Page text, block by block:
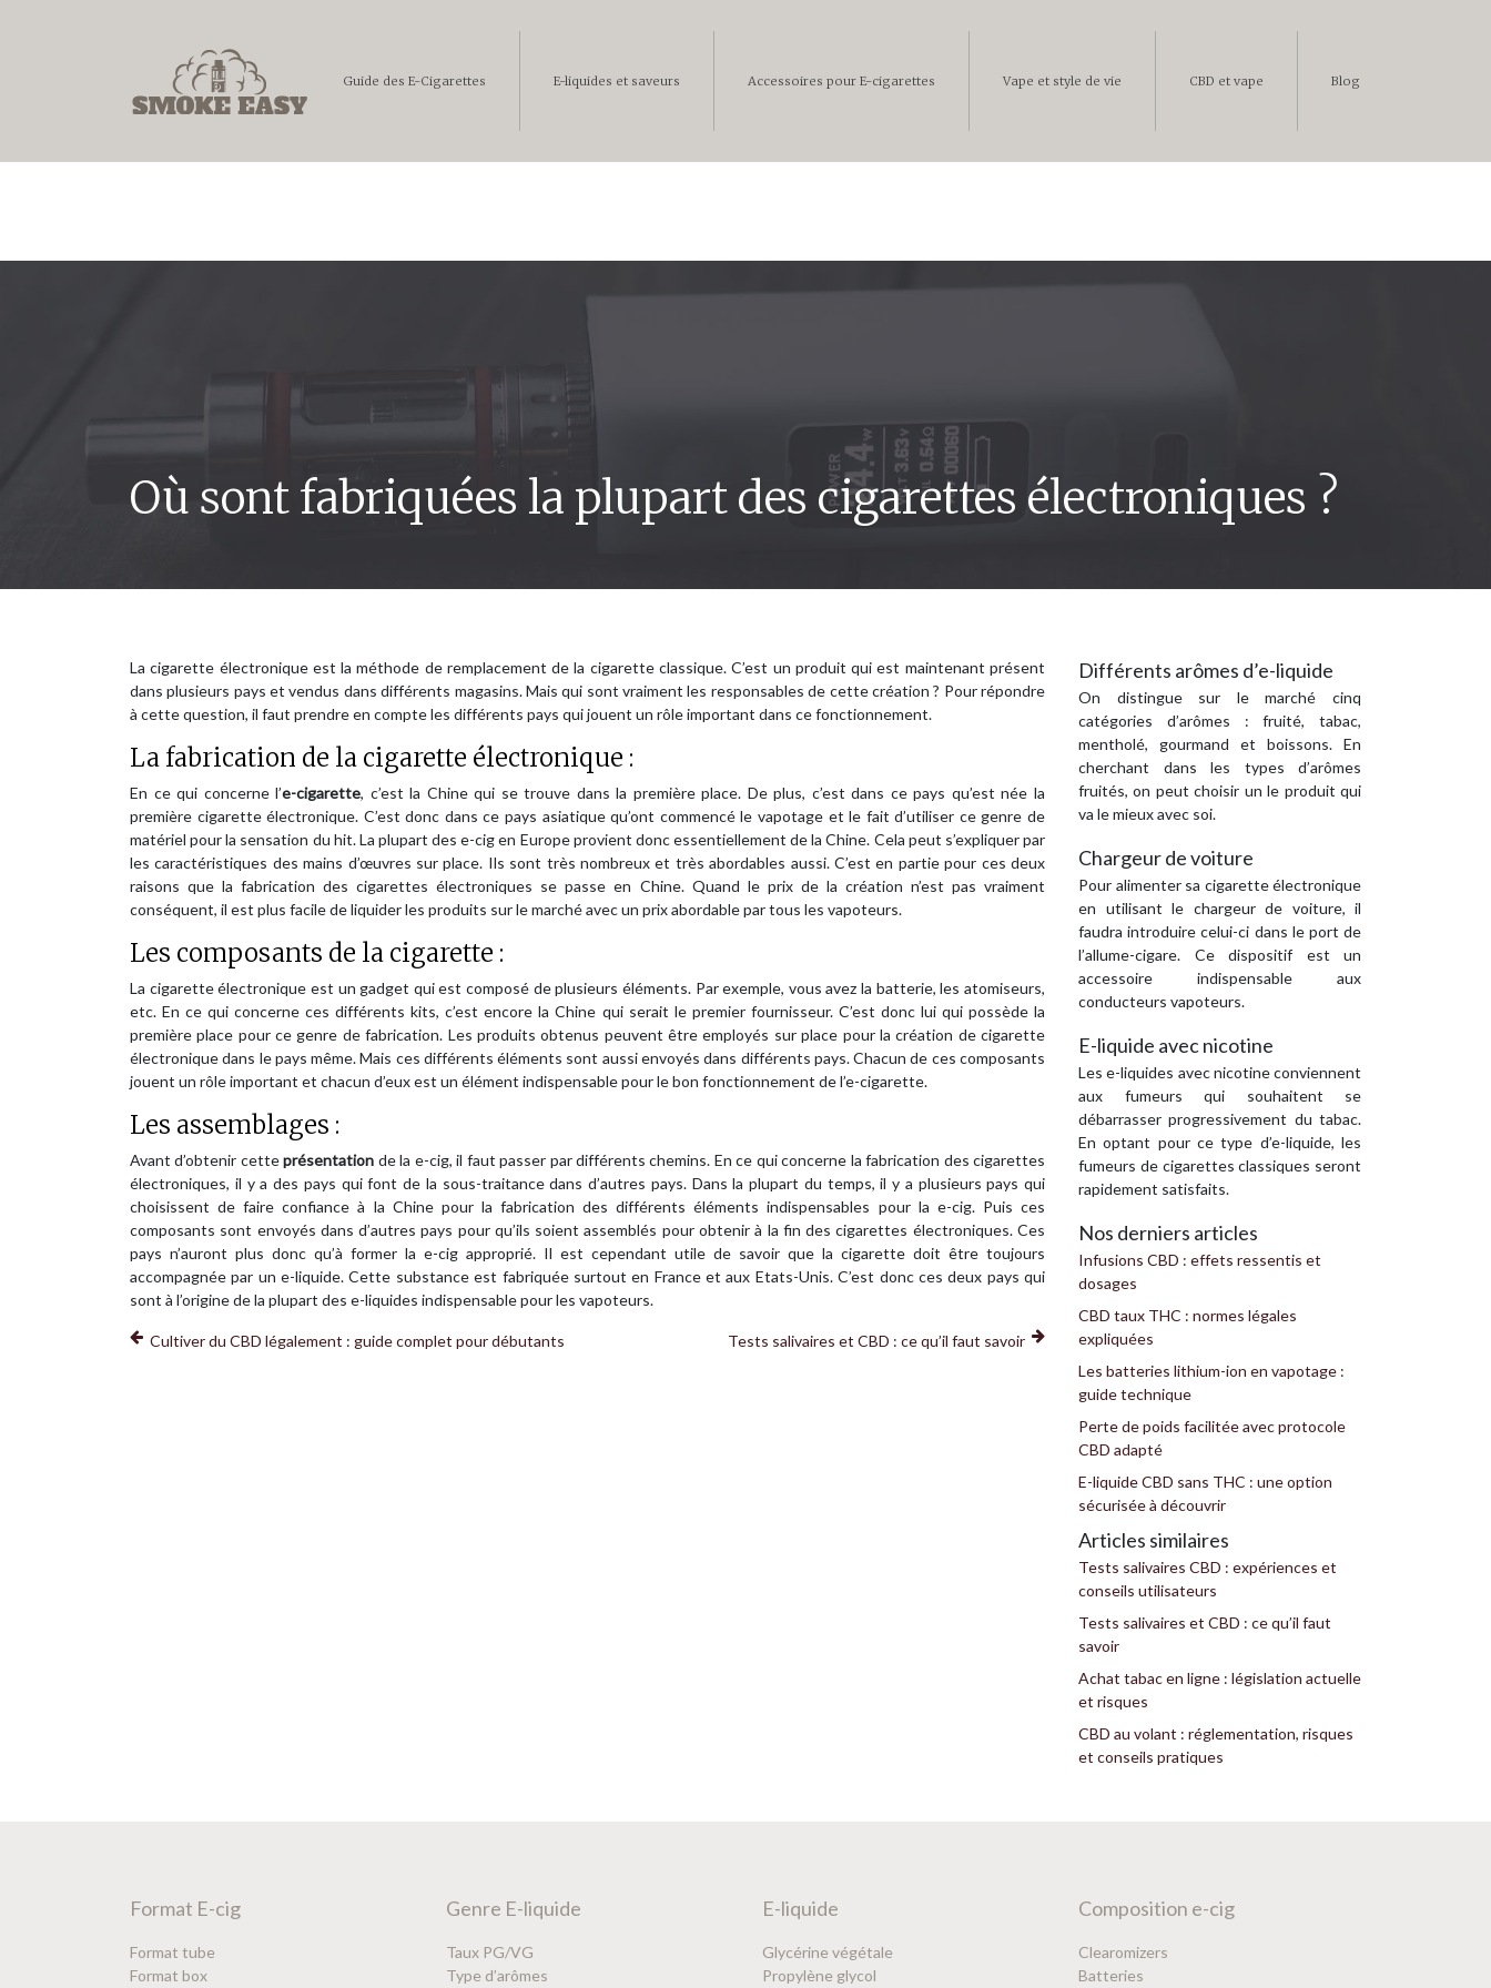
Guide des E-Cigarettes E-liquides et saveurs Accessoires pour E-cigarettes Vape et style de vie CBD et vape Blog
Où sont fabriquées la plupart des cigarettes électroniques ?
La cigarette électronique est la méthode de remplacement de la cigarette classique. C’est un produit qui est maintenant présent
dans plusieurs pays et vendus dans différents magasins. Mais qui sont vraiment les responsables de cette création ? Pour répondre
à cette question, il faut prendre en compte les différents pays qui jouent un rôle important dans ce fonctionnement.
La fabrication de la cigarette électronique :
En ce qui concerne l’e-cigarette, c’est la Chine qui se trouve dans la première place. De plus, c’est dans ce pays qu’est née la
première cigarette électronique. C’est donc dans ce pays asiatique qu’ont commencé le vapotage et le fait d’utiliser ce genre de
matériel pour la sensation du hit. La plupart des e-cig en Europe provient donc essentiellement de la Chine. Cela peut s’expliquer par
les caractéristiques des mains d’œuvres sur place. Ils sont très nombreux et très abordables aussi. C’est en partie pour ces deux
raisons que la fabrication des cigarettes électroniques se passe en Chine. Quand le prix de la création n’est pas vraiment
conséquent, il est plus facile de liquider les produits sur le marché avec un prix abordable par tous les vapoteurs.
Les composants de la cigarette :
La cigarette électronique est un gadget qui est composé de plusieurs éléments. Par exemple, vous avez la batterie, les atomiseurs,
etc. En ce qui concerne ces différents kits, c’est encore la Chine qui serait le premier fournisseur. C’est donc lui qui possède la
première place pour ce genre de fabrication. Les produits obtenus peuvent être employés sur place pour la création de cigarette
électronique dans le pays même. Mais ces différents éléments sont aussi envoyés dans différents pays. Chacun de ces composants
jouent un rôle important et chacun d’eux est un élément indispensable pour le bon fonctionnement de l’e-cigarette.
Les assemblages :
Avant d’obtenir cetteprésentation de la e-cig, il faut passer par différents chemins. En ce qui concerne la fabrication des cigarettes
électroniques, il y a des pays qui font de la sous-traitance dans d’autres pays. Dans la plupart du temps, il y a plusieurs pays qui
choisissent de faire confiance à la Chine pour la fabrication des différents éléments indispensables pour la e-cig. Puis ces
composants sont envoyés dans d’autres pays pour qu’ils soient assemblés pour obtenir à la fin des cigarettes électroniques. Ces
pays n’auront plus donc qu’à former la e-cig approprié. Il est cependant utile de savoir que la cigarette doit être toujours
accompagnée par un e-liquide. Cette substance est fabriquée surtout en France et aux Etats-Unis. C’est donc ces deux pays qui
sont à l’origine de la plupart des e-liquides indispensable pour les vapoteurs.
Cultiver du CBD légalement : guide complet pour débutants Tests salivaires et CBD : ce qu’il faut savoir
Différents arômes d’e-liquide
On distingue sur le marché cinq
catégories d’arômes : fruité, tabac,
mentholé, gourmand et boissons. En
cherchant dans les types d’arômes
fruités, on peut choisir un le produit qui
va le mieux avec soi.
Chargeur de voiture
Pour alimenter sa cigarette électronique
en utilisant le chargeur de voiture, il
faudra introduire celui-ci dans le port de
l’allume-cigare. Ce dispositif est un
accessoire indispensable aux
conducteurs vapoteurs.
E-liquide avec nicotine
Les e-liquides avec nicotine conviennent
aux fumeurs qui souhaitent se
débarrasser progressivement du tabac.
En optant pour ce type d’e-liquide, les
fumeurs de cigarettes classiques seront
rapidement satisfaits.
Nos derniers articles
Infusions CBD : effets ressentis et
dosages
CBD taux THC : normes légales
expliquées
Les batteries lithium-ion en vapotage :
guide technique
Perte de poids facilitée avec protocole
CBD adapté
E-liquide CBD sans THC : une option
sécurisée à découvrir
Articles similaires
Tests salivaires CBD : expériences et
conseils utilisateurs
Tests salivaires et CBD : ce qu’il faut
savoir
Achat tabac en ligne : législation actuelle
et risques
CBD au volant : réglementation, risques
et conseils pratiques
Format E-cig
Format tube
Format box
Genre E-liquide
Taux PG/VG
Type d’arômes
E-liquide
Glycérine végétale
Propylène glycol
Composition e-cig
Clearomizers
Batteries